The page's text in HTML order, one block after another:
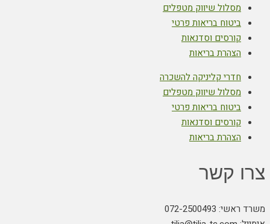
מסלול שיווק מטפלים
ביטוח בריאות פרטי
קורסים וסדנאות
הצהרת בריאות
חדרי קליניקה להשכרה
מסלול שיווק מטפלים
ביטוח בריאות פרטי
קורסים וסדנאות
הצהרת בריאות
צרו קשר
משרד ראשי: 072-2500493